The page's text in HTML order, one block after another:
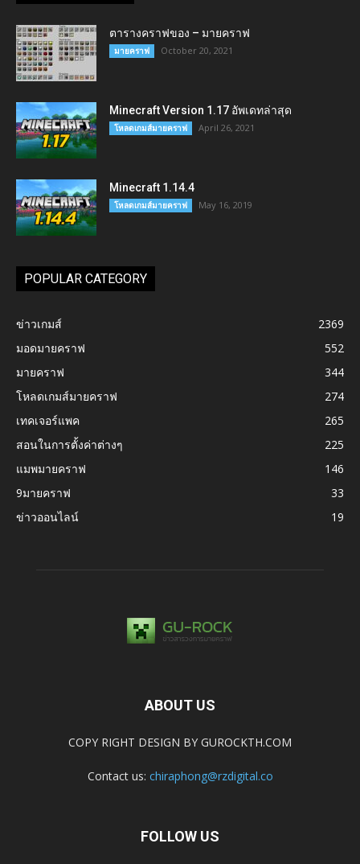
ตารางคราฟของ – มายคราฟ
มายคราฟ October 20, 2021
Minecraft Version 1.17 อัพเดทล่าสุด
โหลดเกมส์มายคราฟ April 26, 2021
Minecraft 1.14.4
โหลดเกมส์มายคราฟ May 16, 2019
POPULAR CATEGORY
ข่าวเกมส์
2369
มอดมายคราฟ
552
มายคราฟ
344
โหลดเกมส์มายคราฟ
274
เทคเจอร์แพค
265
สอนในการตั้งค่าต่างๆ
225
แมพมายคราฟ
146
9มายคราฟ
33
ข่าวออนไลน์
19
ABOUT US
COPY RIGHT DESIGN BY GUROCKTH.COM
Contact us: chiraphong@rzdigital.co
FOLLOW US